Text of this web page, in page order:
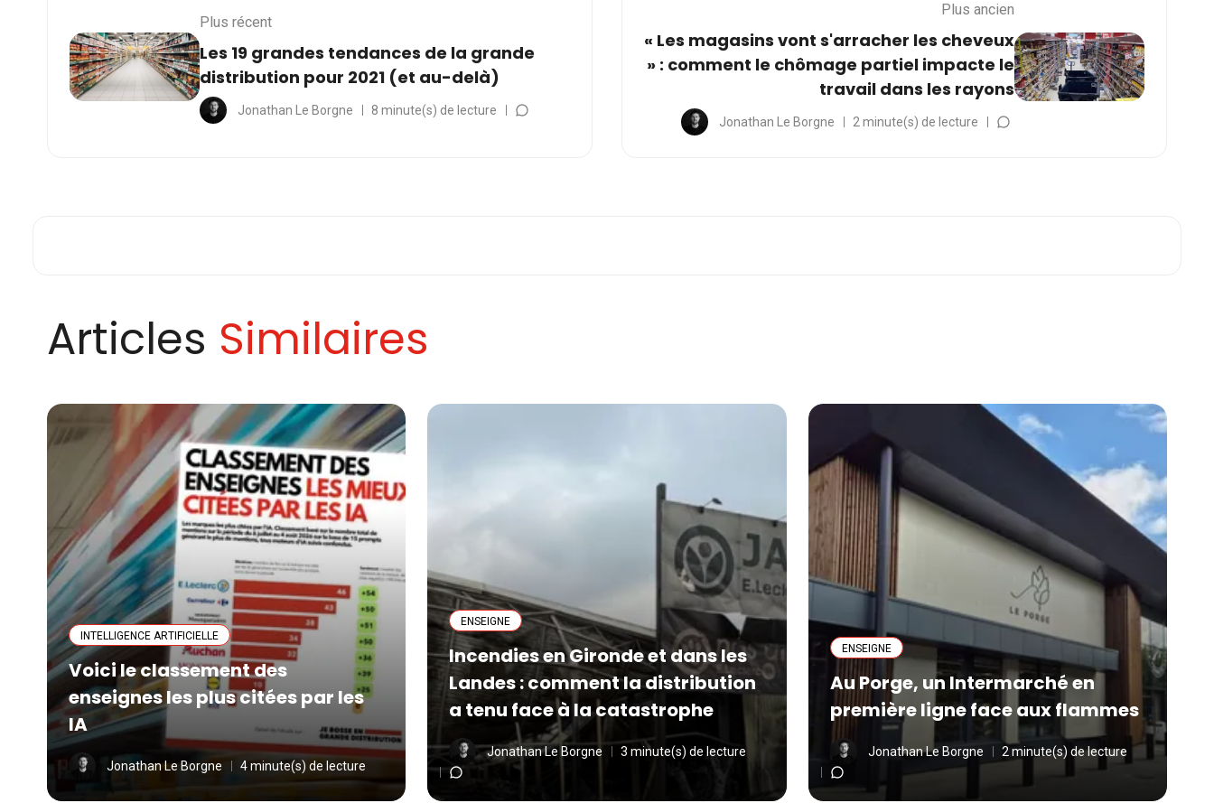
Plus récent
Les 19 grandes tendances de la grande
distribution pour 2021 (et au-delà)
Jonathan Le Borgne 8 minute(s) de lecture
Plus ancien
« Les magasins vont s'arracher les cheveux
» : comment le chômage partiel impacte le
travail dans les rayons
Jonathan Le Borgne 2 minute(s) de lecture
Articles Similaires
INTELLIGENCE ARTIFICIELLE
Voici le classement des
enseignes les plus citées par les
IA
Jonathan Le Borgne 4 minute(s) de lecture
ENSEIGNE
Incendies en Gironde et dans les
Landes : comment la distribution
a tenu face à la catastrophe
Jonathan Le Borgne 3 minute(s) de lecture
ENSEIGNE
Au Porge, un Intermarché en
première ligne face aux flammes
Jonathan Le Borgne 2 minute(s) de lecture